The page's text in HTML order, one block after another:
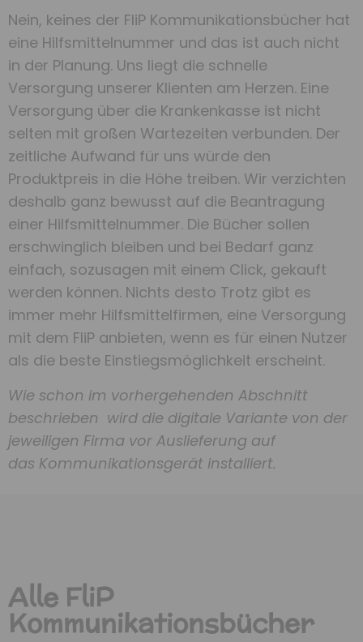
Nein, keines der FliP Kommunikationsbücher hat
eine Hilfsmittelnummer und das ist auch nicht
in der Planung. Uns liegt die schnelle
Versorgung unserer Klienten am Herzen. Eine
Versorgung über die Krankenkasse ist nicht
selten mit großen Wartezeiten verbunden. Der
zeitliche Aufwand für uns würde den
Produktpreis in die Höhe treiben. Wir verzichten
deshalb ganz bewusst auf die Beantragung
einer Hilfsmittelnummer. Die Bücher sollen
erschwinglich bleiben und bei Bedarf ganz
einfach, sozusagen mit einem Click, gekauft
werden können. Nichts desto Trotz gibt es
immer mehr Hilfsmittelfirmen, eine Versorgung
mit dem FliP anbieten, wenn es für einen Nutzer
als die beste Einstiegsmöglichkeit erscheint.
Wie schon im vorhergehenden Abschnitt
beschrieben wird die digitale Variante von der
jeweiligen Firma vor Auslieferung auf
das Kommunikationsgerät installiert.
Alle FliP
Kommunikationsbücher